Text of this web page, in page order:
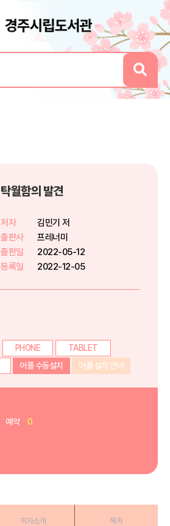
탁월함의 발견
저자
김민기 저
출판사
프레너미
출판일
2022-05-12
등록일
2022-12-05
PHONE
TABLET
어플 수동설치 어플 설치 안내
예약 0
저자소개 목차